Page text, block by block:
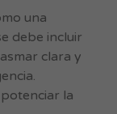
una
debe incluir
clara y
la